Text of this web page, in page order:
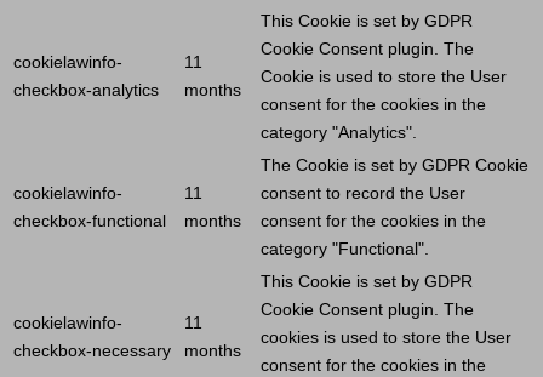
cookielawinfo-
checkbox-analytics
11
months
This Cookie is set by GDPR
Cookie Consent plugin. The
Cookie is used to store the User
consent for the cookies in the
category "Analytics".
cookielawinfo-
checkbox-functional
11
months
The Cookie is set by GDPR Cookie
consent to record the User
consent for the cookies in the
category "Functional".
cookielawinfo-
checkbox-necessary
11
months
This Cookie is set by GDPR
Cookie Consent plugin. The
cookies is used to store the User
consent for the cookies in the